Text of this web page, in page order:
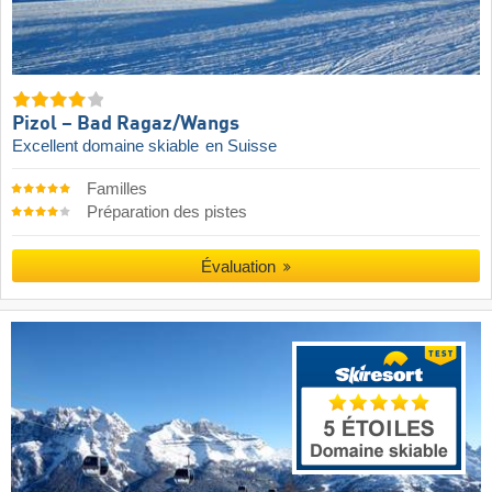
Pizol – Bad Ragaz/​Wangs
Excellent domaine skiable en Suisse
Familles
Préparation des pistes
Évaluation